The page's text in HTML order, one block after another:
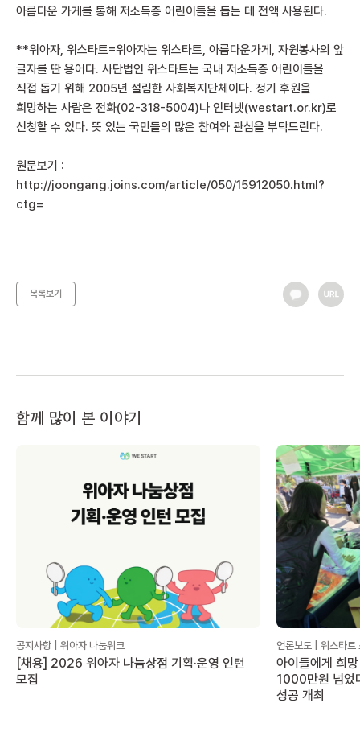
아름다운 가게를 통해 저소득층 어린이들을 돕는 데 전액 사용된다.
**위아자, 위스타트=위아자는 위스타트, 아름다운가게, 자원봉사의 앞
글자를 딴 용어다. 사단법인 위스타트는 국내 저소득층 어린이들을
직접 돕기 위해 2005년 설림한 사회복지단체이다. 정기 후원을
희망하는 사람은 전화(02-318-5004)나 인터넷(westart.or.kr)로
신청할 수 있다. 뜻 있는 국민들의 많은 참여와 관심을 부탁드린다.
원문보기 :
http://joongang.joins.com/article/050/15912050.html?
ctg=
목록보기
함께 많이 본 이야기
공지사항 | 위아자 나눔위크
[채용] 2026 위아자 나눔상점 기획·운영 인턴
모집
언론보도 | 위스타트
아이들에게 희
1000만원 넘었
성공 개최